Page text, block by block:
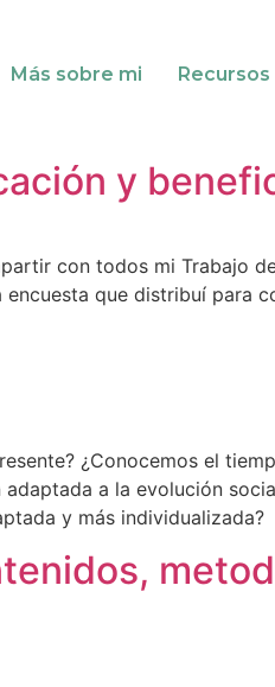
Más sobre mi
y
con todos mi Trabajo
que distribuí para
¿Conocemos el
a la evolución
y más individualizada?